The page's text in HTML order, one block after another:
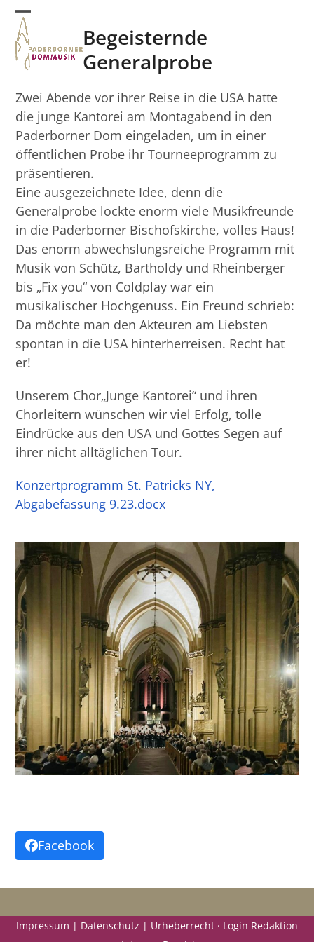
Skip
content
Open
mobile
menu
Close
mobile
menu
Begeisternde
Generalprobe
Zwei Abende vor ihrer Reise in die USA hatte
die junge Kantorei am Montagabend in den
Paderborner Dom eingeladen, um in einer
öffentlichen Probe ihr Tourneeprogramm zu
präsentieren.
Eine ausgezeichnete Idee, denn die
Generalprobe lockte enorm viele Musikfreunde
in die Paderborner Bischofskirche, volles Haus!
Das enorm abwechslungsreiche Programm mit
Musik von Schütz, Bartholdy und Rheinberger
bis „Fix you“ von Coldplay war ein
musikalischer Hochgenuss. Ein Freund schrieb:
Da möchte man den Akteuren am Liebsten
spontan in die USA hinterherreisen. Recht hat
er!
Unserem Chor„Junge Kantorei“ und ihren
Chorleitern wünschen wir viel Erfolg, tolle
Eindrücke aus den USA und Gottes Segen auf
ihrer nicht alltäglichen Tour.
Konzertprogramm St. Patricks NY,
Abgabefassung 9.23.docx
Facebook
Impressum | Datenschutz | Urheberrecht · Login Redaktion